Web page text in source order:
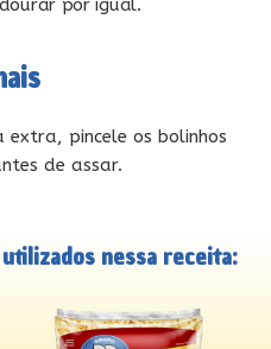
por igual.
extra, pincele os bolinhos
de assar.
nessa receita: